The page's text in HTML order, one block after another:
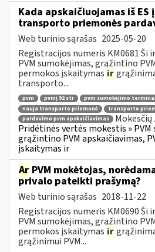
Kada apskaičiuojamas iš
transporto priemonės
Web turinio sąrašas 2025-05-20
Registracijos numeris KM0681 Ši
PVM sumokėjimas, grąžintino
permokos įskaitymas ir
transporto...
pvm pvmį 92 str pvm sumokėjimo terminai
nauja transporto priemonė
transporto
pardavimo pvm apskaičiavimas
Pridėtinės vertės mokestis »
grąžintino PVM apskaičiavimas,
įskaitymas ir
Ar PVM mokėtojas,
privalo pateikti prašymą?
Web turinio sąrašas 2018-11-22
Registracijos numeris KM0690 Ši
PVM sumokėjimas, grąžintino
permokos įskaitymas ir
grąžinimui PVM...